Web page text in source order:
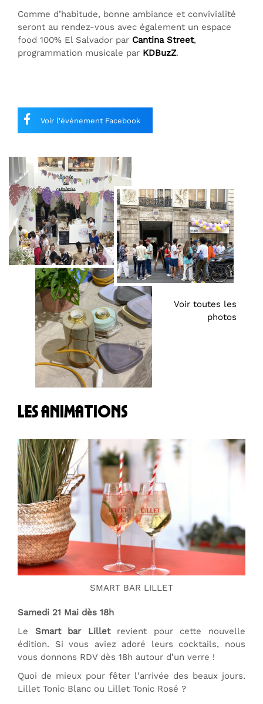
Comme d’habitude, bonne ambiance et convivialité
seront au rendez-vous avec également un espace
food 100% El Salvador par Cantina Street,
programmation musicale par KDBuzZ.
Voir l'événement Facebook
Voir toutes les
photos
les animations
SMART BAR LILLET
Samedi 21 Mai dès 18h
Le Smart bar Lilletrevient pour cette nouvelle
édition. Si vous aviez adoré leurs cocktails, nous
vous donnons RDV dès 18h autour d’un verre !
Quoi de mieux pour fêter l’arrivée des beaux jours.
Lillet Tonic Blanc ou Lillet Tonic Rosé ?